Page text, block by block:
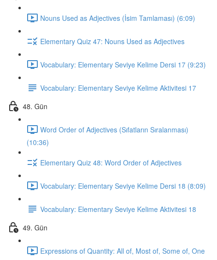
Nouns Used as Adjectives (İsim Tamlaması) (6:09)
Elementary Quiz 47: Nouns Used as Adjectives
Vocabulary: Elementary Seviye Kelime Dersi 17 (9:23)
Vocabulary: Elementary Seviye Kelime Aktivitesi 17
48. Gün
Word Order of Adjectives (Sıfatların Sıralanması)
(10:36)
Elementary Quiz 48: Word Order of Adjectives
Vocabulary: Elementary Seviye Kelime Dersi 18 (8:09)
Vocabulary: Elementary Seviye Kelime Aktivitesi 18
49. Gün
Expressions of Quantity: All of, Most of, Some of, One